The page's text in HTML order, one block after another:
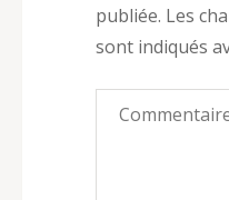
publiée. Les
sont indiqués